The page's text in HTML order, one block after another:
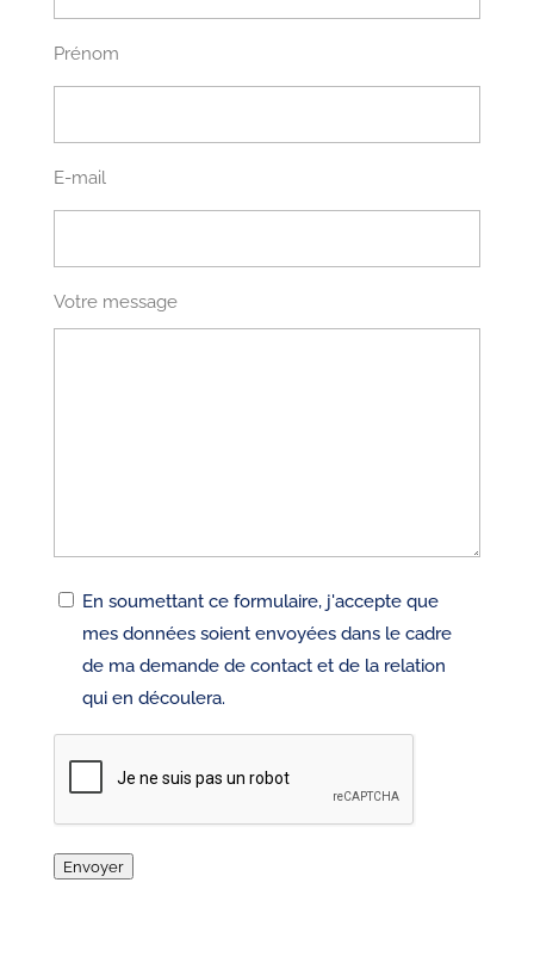
Prénom
E-mail
Votre message
RGPDEn soumettant ce formulaire, j'accepte que
mes données soient envoyées dans le cadre
de ma demande de contact et de la relation
qui en découlera.
Envoyer